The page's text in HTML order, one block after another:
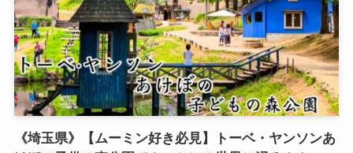
《埼玉県》【ムーミン好き必見】トーベ・ヤンソンあ